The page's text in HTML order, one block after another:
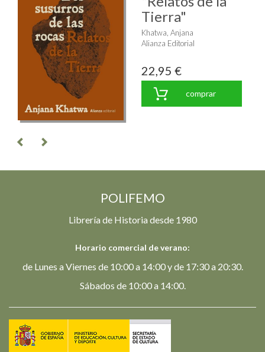
Tierra"
Khatwa, Anjana
Alianza Editorial
22,95 €
comprar
POLIFEMO
Librería de Historia desde 1980
Horario comercial de verano:
de Lunes a Viernes de 10:00 a 14:00 y de 17:30 a 20:30.
Sábados de 10:00 a 14:00.